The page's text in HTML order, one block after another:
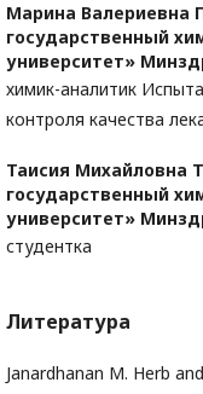
Марина Валериевна
государственный
университет»
химик-аналитик
контроля качества
Таисия Михайловна
государственный
университет»
студентка
Литература
Janardhanan M. Herb